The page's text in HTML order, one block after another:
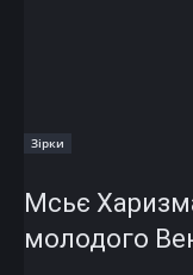
Зірки
Мсьє
молодого